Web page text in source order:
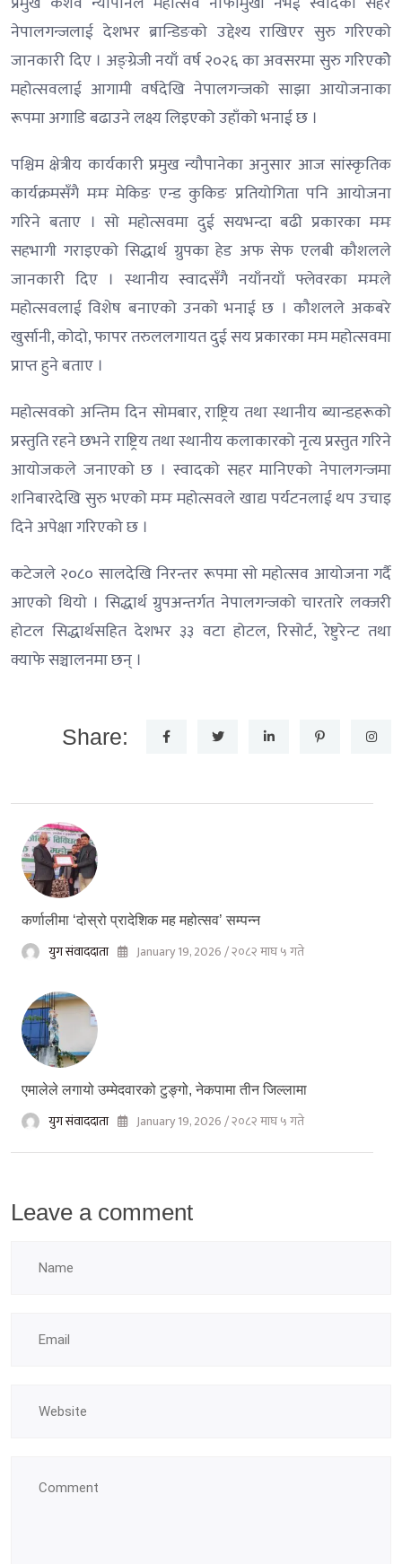
नेपालगन्जलाई देशभर ब्रान्डिङको उद्देश्य राखिएर सुरु गरिएको
जानकारी दिए । अङ्ग्रेजी नयाँ वर्ष २०२६ का अवसरमा सुरु गरिएकोे
महोत्सवलाई आगामी वर्षदेखि नेपालगन्जको साझा आयोजनाका
रूपमा अगाडि बढाउने लक्ष्य लिइएको उहाँको भनाई छ ।
पश्चिम क्षेत्रीय कार्यकारी प्रमुख न्यौपानेका अनुसार आज सांस्कृतिक
कार्यक्रमसँगै मःमः मेकिङ एन्ड कुकिङ प्रतियोगिता पनि आयोजना
गरिने बताए । सो महोत्सवमा दुई सयभन्दा बढी प्रकारका मःमः
सहभागी गराइएको सिद्धार्थ ग्रुपका हेड अफ सेफ एलबी कौशलले
जानकारी दिए । स्थानीय स्वादसँगै नयाँनयाँ फ्लेवरका मःमःले
महोत्सवलाई विशेष बनाएको उनको भनाई छ । कौशलले अकबरे
खुर्सानी, कोदो, फापर तरुललगायत दुई सय प्रकारका मःम महोत्सवमा
प्राप्त हुने बताए ।
महोत्सवको अन्तिम दिन सोमबार, राष्ट्रिय तथा स्थानीय ब्यान्डहरूको
प्रस्तुति रहने छभने राष्ट्रिय तथा स्थानीय कलाकारको नृत्य प्रस्तुत गरिने
आयोजकले जनाएको छ । स्वादको सहर मानिएको नेपालगन्जमा
शनिबारदेखि सुरु भएको मःमः महोत्सवले खाद्य पर्यटनलाई थप उचाइ
दिने अपेक्षा गरिएको छ ।
कटेजले २०८० सालदेखि निरन्तर रूपमा सो महोत्सव आयोजना गर्दै
आएको थियो । सिद्धार्थ ग्रुपअन्तर्गत नेपालगन्जको चारतारे लक्जरी
होटल सिद्धार्थसहित देशभर ३३ वटा होटल, रिसोर्ट, रेष्टुरेन्ट तथा
क्याफे सञ्चालनमा छन् ।
Share:
कर्णालीमा ‘दोस्रो प्रादेशिक मह महोत्सव’ सम्पन्न
युग संवाददाता January 19, 2026 / २०८२ माघ ५ गते
एमालेले लगायो उम्मेदवारको टुङ्गो, नेकपामा तीन जिल्लामा
युग संवाददाता January 19, 2026 / २०८२ माघ ५ गते
Leave a comment